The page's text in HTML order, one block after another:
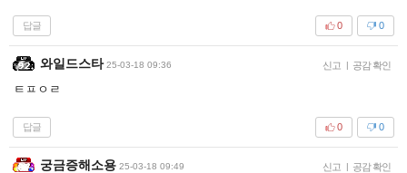
답글 0
0
와일드스타 25-03-18 09:36 신고 | 공감 확인
ㅌㅍㅇㄹ
답글 0
0
궁금증해소용 25-03-18 09:49 신고 | 공감 확인